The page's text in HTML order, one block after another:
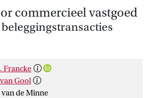
commercieel vastgoed
Francke
van Gool
van de Minne